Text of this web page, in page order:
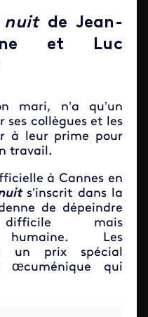
nuit de Jean-
et Luc
mari, n’a qu’un
ses collègues et les
à leur prime pour
travail.
à Cannes en
s’inscrit dans la
de dépeindre
mais
humaine. Les
un prix spécial
qui